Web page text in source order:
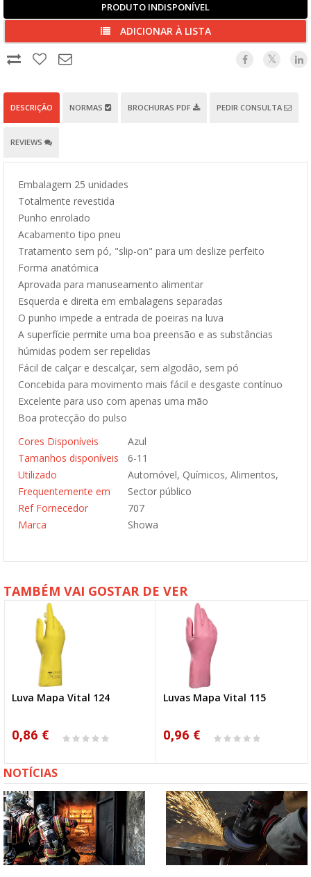
PRODUTO INDISPONÍVEL
ADICIONAR À LISTA
DESCRIÇÃO NORMAS BROCHURAS PDF PEDIR CONSULTA
REVIEWS
Embalagem 25 unidades
Totalmente revestida
Punho enrolado
Acabamento tipo pneu
Tratamento sem pó, "slip-on" para um deslize perfeito
Forma anatómica
Aprovada para manuseamento alimentar
Esquerda e direita em embalagens separadas
O punho impede a entrada de poeiras na luva
A superfície permite uma boa preensão e as substâncias
húmidas podem ser repelidas
Fácil de calçar e descalçar, sem algodão, sem pó
Concebida para movimento mais fácil e desgaste contínuo
Excelente para uso com apenas uma mão
Boa protecção do pulso
Cores Disponíveis
Azul
Tamanhos disponíveis
6-11
Utilizado
Frequentemente em
Automóvel, Químicos, Alimentos,
Sector público
Ref Fornecedor
707
Marca
Showa
TAMBÉM VAI GOSTAR DE VER
Luva Mapa Vital 124
0,86 €
Luvas Mapa Vital 115
0,96 €
NOTÍCIAS